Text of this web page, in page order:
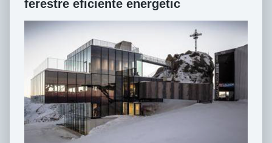
ferestre eficiente energetic